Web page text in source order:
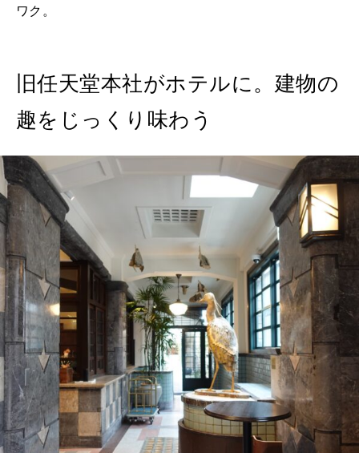
ワク。
旧任天堂本社がホテルに。建物の
趣をじっくり味わう